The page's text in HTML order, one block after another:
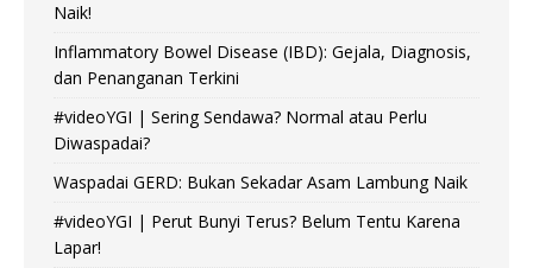
Naik!
Inflammatory Bowel Disease (IBD): Gejala, Diagnosis,
dan Penanganan Terkini
#videoYGI | Sering Sendawa? Normal atau Perlu
Diwaspadai?
Waspadai GERD: Bukan Sekadar Asam Lambung Naik
#videoYGI | Perut Bunyi Terus? Belum Tentu Karena
Lapar!